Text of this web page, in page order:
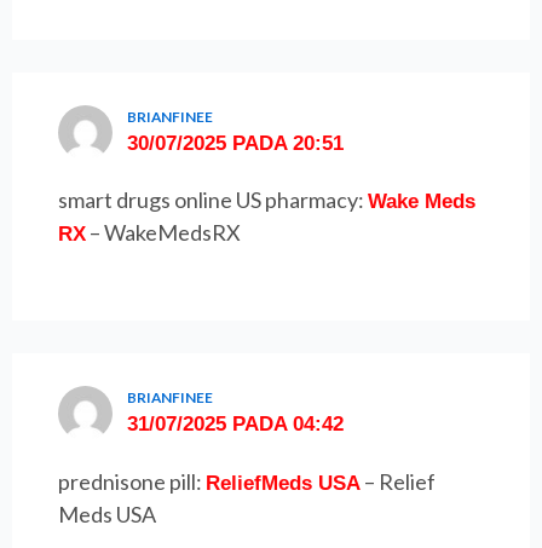
BRIANFINEE
30/07/2025 PADA 20:51
smart drugs online US pharmacy:Wake Meds
RX – WakeMedsRX
BRIANFINEE
31/07/2025 PADA 04:42
prednisone pill: ReliefMeds USA – Relief
Meds USA